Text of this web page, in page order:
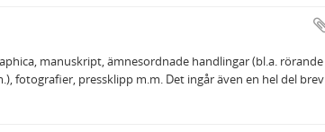
manuskript, ämnesordnade handlingar (bl.a. rörande
fotografier, pressklipp m.m. Det ingår även en hel del brev